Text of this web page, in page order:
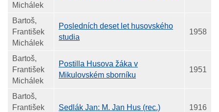
Michálek
Bartoš,
František
Michálek
Posledních deset let husovského
studia
1958
Bartoš,
František
Michálek
Postilla Husova žáka v
Mikulovském sborníku
1951
Bartoš,
František
Sedlák Jan: M. Jan Hus (rec.) 1916